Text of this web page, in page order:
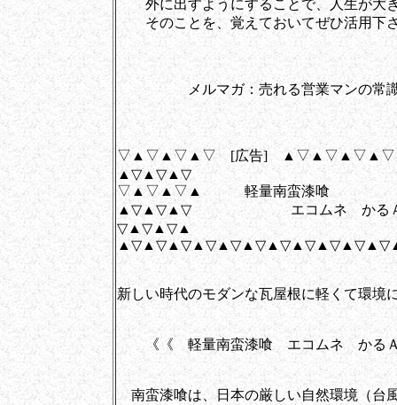
外に出すようにすることで、人生が大
そのことを、覚えておいてぜひ活用下
メルマガ：売れる営業マンの常識
▽▲▽▲▽▲▽ [広告]
▲▽▲▽▲▽
▽▲▽▲▽▲ 軽量南蛮漆喰
▲▽▲▽▲▽ エコムネ かる
▽▲▽▲▽▲
新しい時代のモダンな瓦屋根に軽くて環境
《《 軽量南蛮漆喰 エコムネ か
南蛮漆喰は、日本の厳しい自然環境（台